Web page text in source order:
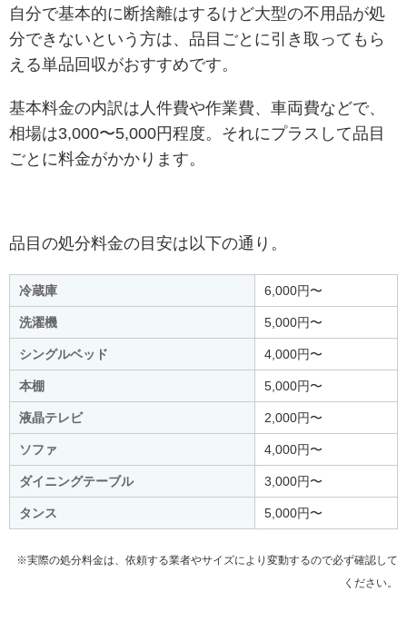
自分で基本的に断捨離はするけど大型の不用品が処
分できないという方は、品目ごとに引き取ってもら
える単品回収がおすすめです。
基本料金の内訳は人件費や作業費、車両費などで、
相場は3,000〜5,000円程度。それにプラスして品目
ごとに料金がかかります。
品目の処分料金の目安は以下の通り。
冷蔵庫 6,000円〜
洗濯機 5,000円〜
シングルベッド 4,000円〜
本棚 5,000円〜
液晶テレビ 2,000円〜
ソファ 4,000円〜
ダイニングテーブル 3,000円〜
タンス 5,000円〜
※実際の処分料金は、依頼する業者やサイズにより変動するので必ず確認して
ください。